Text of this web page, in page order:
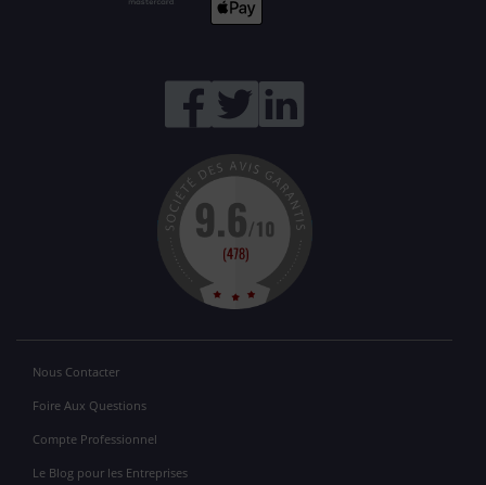
Nous Contacter
Foire Aux Questions
Compte Professionnel
Le Blog pour les Entreprises